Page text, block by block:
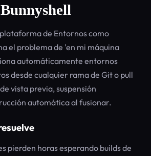
de Entornos como
el problema de 'en mi máquina
automáticamente entornos
desde cualquier rama de Git o pull
vista previa, suspensión
automática al fusionar.
pierden horas esperando builds de